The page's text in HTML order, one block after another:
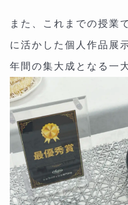
また、これまでの授業
に活かした個人作品展
年間の集大成となる一